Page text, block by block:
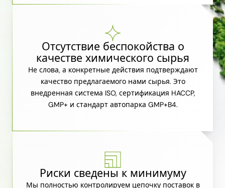
Отсутствие беспокойства о
качестве химического сырья
Не слова, а конкретные действия подтверждают
качество предлагаемого нами сырья. Это
внедренная система ISO, сертификация HACCP,
GMP+ и стандарт автопарка GMP+B4.
Риски сведены к минимуму
Мы полностью контролируем цепочку поставок в